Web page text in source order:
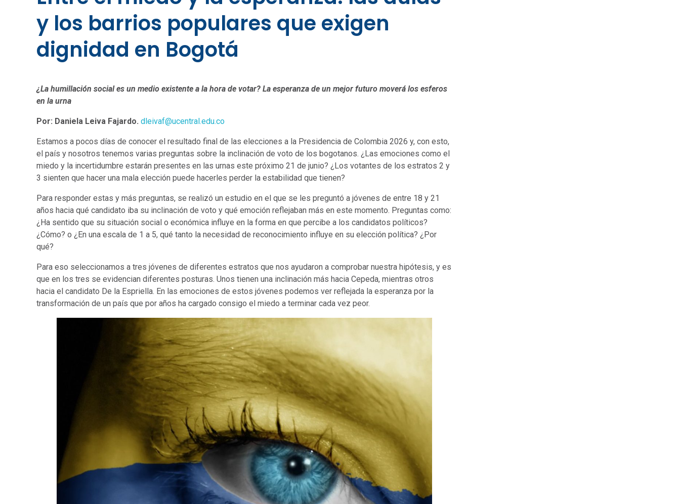
y los barrios populares que exigen
dignidad en Bogotá
¿La humillación social es un medio existente a la hora de votar? La esperanza de un mejor futuro moverá los esferos
en la urna
Por: Daniela Leiva Fajardo. dleivaf@ucentral.edu.co
Estamos a pocos días de conocer el resultado final de las elecciones a la Presidencia de Colombia 2026 y, con esto,
el país y nosotros tenemos varias preguntas sobre la inclinación de voto de los bogotanos. ¿Las emociones como el
miedo y la incertidumbre estarán presentes en las urnas este próximo 21 de junio? ¿Los votantes de los estratos 2 y
3 sienten que hacer una mala elección puede hacerles perder la estabilidad que tienen?
Para responder estas y más preguntas, se realizó un estudio en el que se les preguntó a jóvenes de entre 18 y 21
años hacia qué candidato iba su inclinación de voto y qué emoción reflejaban más en este momento. Preguntas como:
¿Ha sentido que su situación social o económica influye en la forma en que percibe a los candidatos políticos?
¿Cómo? o ¿En una escala de 1 a 5, qué tanto la necesidad de reconocimiento influye en su elección política? ¿Por
qué?
Para eso seleccionamos a tres jóvenes de diferentes estratos que nos ayudaron a comprobar nuestra hipótesis, y es
que en los tres se evidencian diferentes posturas. Unos tienen una inclinación más hacia Cepeda, mientras otros
hacia el candidato De la Espriella. En las emociones de estos jóvenes podemos ver reflejada la esperanza por la
transformación de un país que por años ha cargado consigo el miedo a terminar cada vez peor.